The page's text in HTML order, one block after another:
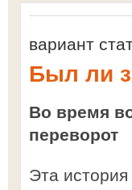
вариант
Был ли
Во время
переворот
Эта